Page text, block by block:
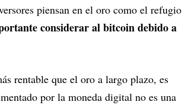
piensan en el oro como el refugio
considerar al bitcoin debido a
rentable que el oro a largo plazo, es
por la moneda digital no es una